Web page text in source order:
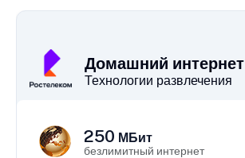
Домашний интернет
Технологии развлечения
250 МБит
безлимитный интернет